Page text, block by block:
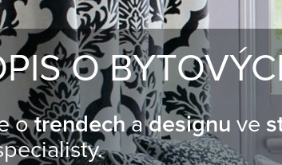
O
otrendechadesignu ve